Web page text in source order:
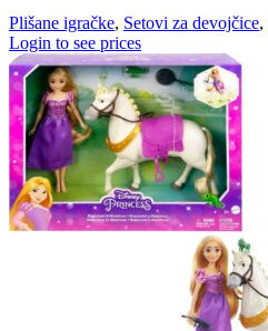
Plišane igračke, Setovi za devojčice,
Login to see prices